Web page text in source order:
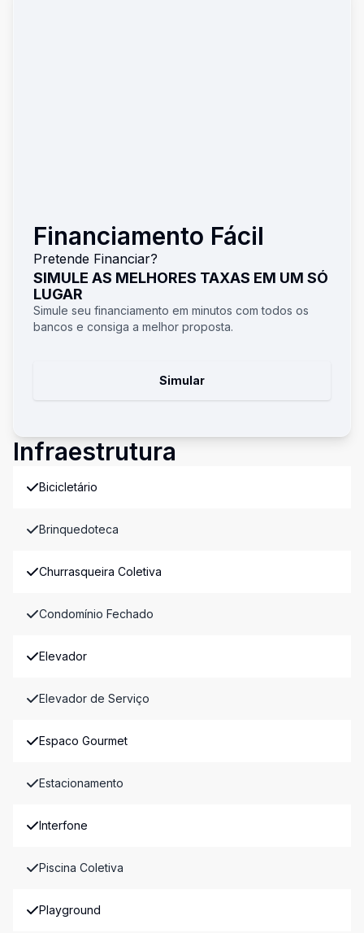
Financiamento Fácil
Pretende Financiar?
SIMULE AS MELHORES TAXAS EM UM SÓ
LUGAR
Simule seu financiamento em minutos com todos os
bancos e consiga a melhor proposta.
Simular
Infraestrutura
Bicicletário
Brinquedoteca
Churrasqueira Coletiva
Condomínio Fechado
Elevador
Elevador de Serviço
Espaco Gourmet
Estacionamento
Interfone
Piscina Coletiva
Playground